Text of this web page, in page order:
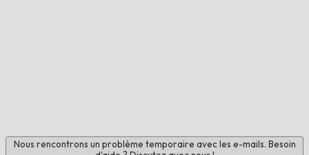
Nous rencontrons un problème temporaire avec les e-mails. Besoin